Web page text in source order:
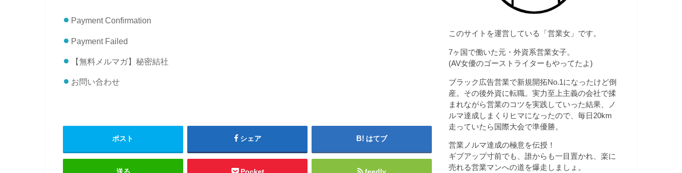
Payment Confirmation
Payment Failed
【無料メルマガ】秘密結社
お問い合わせ
ポスト シェア はてブ
このサイトを運営している「営業女」です。
7ヶ国で働いた元・外資系営業女子。
(AV女優のゴーストライターもやってたよ)
ブラック広告営業で新規開拓No.1になったけど倒
産。その後外資に転職。実力至上主義の会社で揉
まれながら営業のコツを実践していった結果、ノ
ルマ達成しまくりヒマになったので、毎日20km
走っていたら国際大会で準優勝。
営業ノルマ達成の極意を伝授！
ギブアップ寸前でも、誰からも一目置かれ、楽に
売れる営業マンへの道を爆走しましょ。